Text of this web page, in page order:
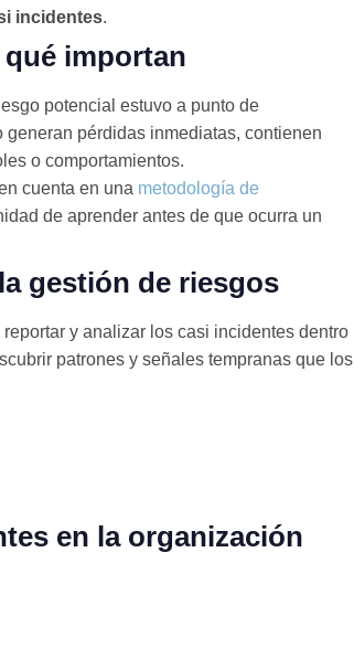
incidentes.
importan
potencial estuvo a punto de
pérdidas inmediatas, contienen
o comportamientos.
cuenta en una metodología de
de aprender antes de que ocurra un
gestión de riesgos
y analizar los casi incidentes dentro
patrones y señales tempranas que los
en la organización